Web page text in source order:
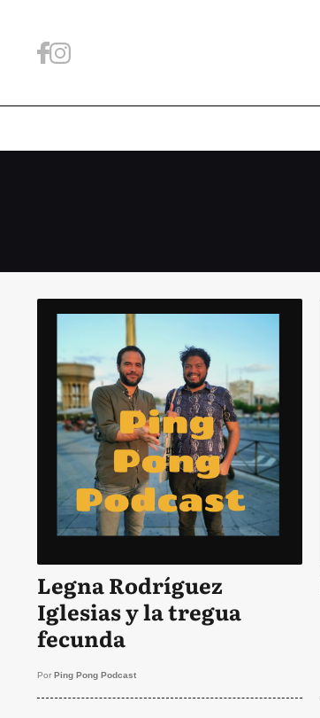
Legna Rodríguez
Iglesias y la tregua
fecunda
Por Ping Pong Podcast